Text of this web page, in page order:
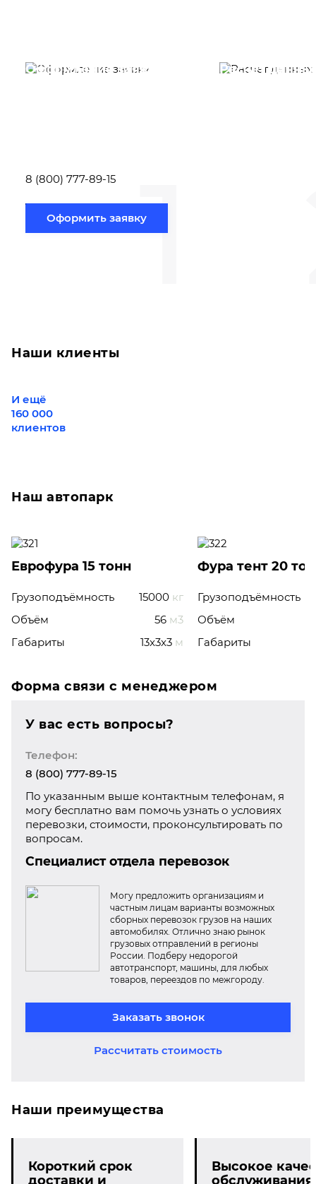
1
Оформление заявки
8 (800) 777-89-15
Оформить заявку
Расчет
Наши клиенты
И ещё
160 000
клиентов
Наш автопарк
Еврофура 15 тонн
Грузоподъёмность 15000 кг
Объём
56 м3
Габариты
13x3x3 м
Фура тент 20
Грузоподъёмность
Объём
Габариты
Форма связи с менеджером
У вас есть вопросы?
Телефон:
8 (800) 777-89-15
По указанным выше контактным телефонам, я
могу бесплатно вам помочь узнать о условиях
перевозки, стоимости, проконсультировать по
вопросам.
Специалист отдела перевозок
Могу предложить организациям и
частным лицам варианты возможных
сборных перевозок грузов на наших
автомобилях. Отлично знаю рынок
грузовых отправлений в регионы
России. Подберу недорогой
автотранспорт, машины, для любых
товаров, переездов по межгороду.
Заказать звонок
Рассчитать стоимость
Наши преимущества
Короткий срок
доставки и
Высокое
обслуживания